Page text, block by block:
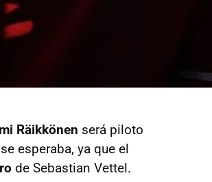
Räikkönen será piloto
esperaba, ya que el
de Sebastian Vettel.